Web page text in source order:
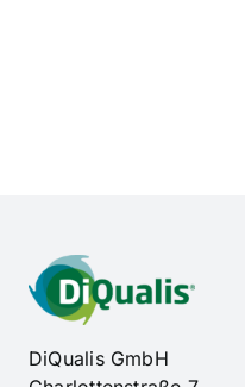
DiQualis GmbH